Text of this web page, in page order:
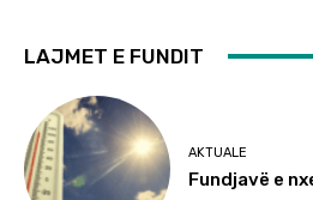
LAJMET E FUNDIT
AKTUALE
Fundjavë e